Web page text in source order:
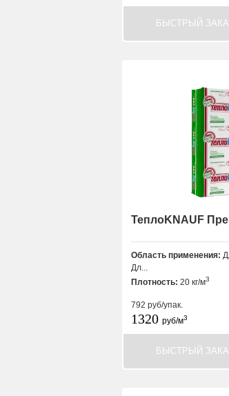
БЫСТРЫЙ
ТеплоKNAUF
Область применения:
Дл...
Плотность: 20 кг/м3
792руб/упак.
1320руб/м3
БЫСТРЫЙ